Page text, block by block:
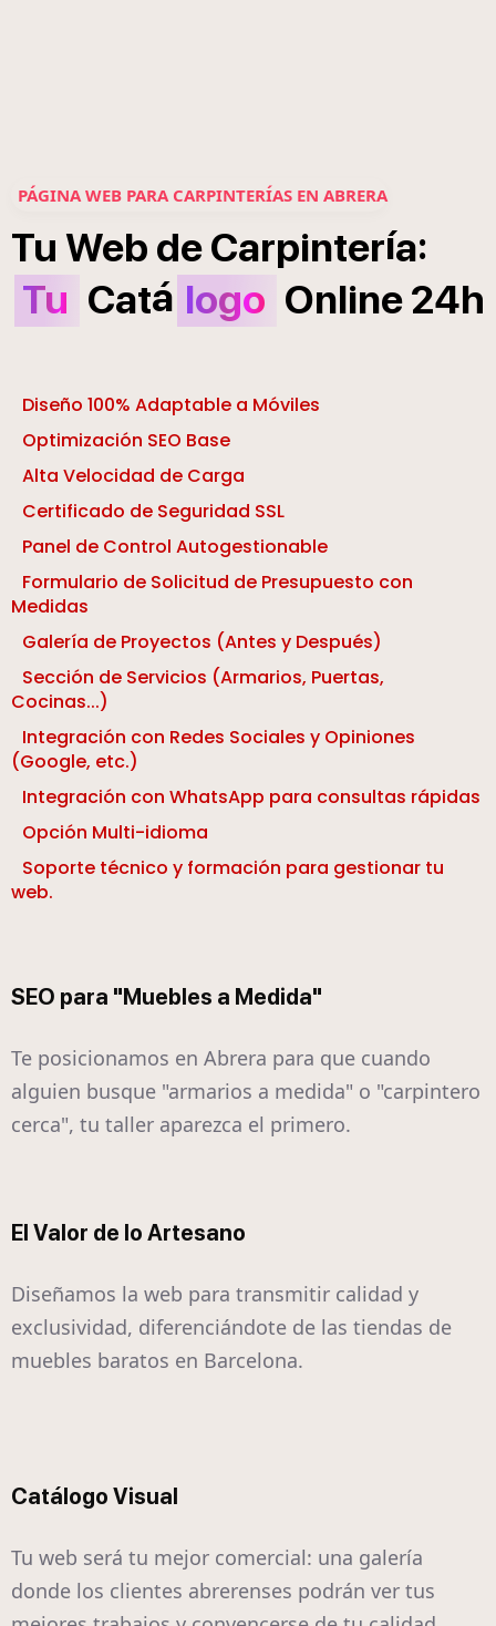
PÁGINA WEB PARA CARPINTERÍAS EN ABRERA
Tu Web deCarpintería:
Tu Catá logo Online24h
Diseño 100% Adaptable a Móviles
Optimización SEO Base
Alta Velocidad de Carga
Certificado de Seguridad SSL
Panel de Control Autogestionable
Formulario de Solicitud de Presupuesto con
Medidas
Galería de Proyectos (Antes y Después)
Sección de Servicios (Armarios, Puertas,
Cocinas...)
Integración con Redes Sociales y Opiniones
(Google, etc.)
Integración con WhatsApp para consultas rápidas
Opción Multi-idioma
Soporte técnico y formación para gestionar tu
web.
SEO para "Muebles a Medida"
Te posicionamos en Abrera para que cuando
alguien busque "armarios a medida" o "carpintero
cerca", tu taller aparezca el primero.
El Valor de lo Artesano
Diseñamos la web para transmitir calidad y
exclusividad, diferenciándote de las tiendas de
muebles baratos en Barcelona.
Catálogo Visual
Tu web será tu mejor comercial: una galería
donde los clientes abrerenses podrán ver tus